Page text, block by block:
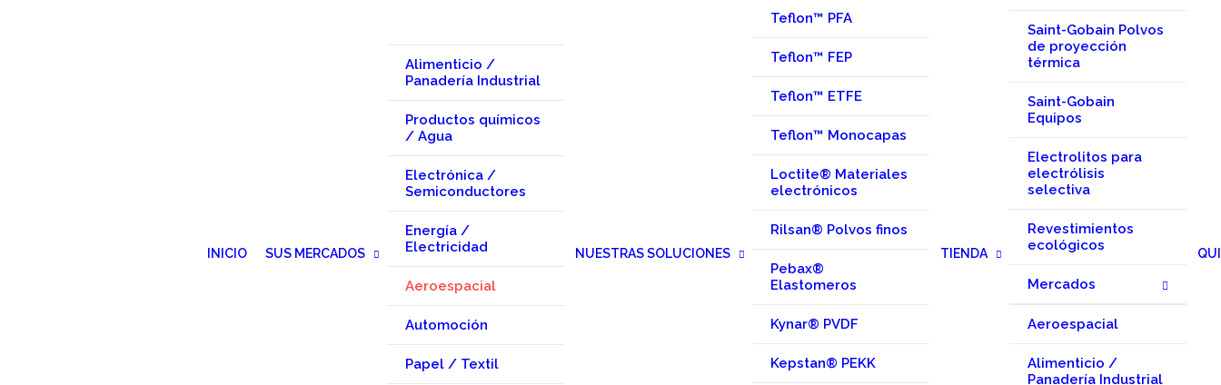
INICIO SUS MERCADOS
Alimenticio /
Panadería Industrial
Productos químicos
/ Agua
Electrónica /
Semiconductores
Energía /
Electricidad
Aeroespacial
Automoción
Papel / Textil
NUESTRAS SOLUCIONES
Teflon™ PFA
Teflon™ FEP
Teflon™ ETFE
Teflon™ Monocapas
Loctite® Materiales
electrónicos
Rilsan® Polvos finos
Pebax®
Elastomeros
Kynar® PVDF
Kepstan® PEKK
TIENDA
Saint-Gobain Polvos
de proyección
térmica
Saint-Gobain
Equipos
Electrolitos para
electrólisis
selectiva
Revestimientos
ecológicos
Mercados
Aeroespacial
Alimenticio /
Panadería Industrial